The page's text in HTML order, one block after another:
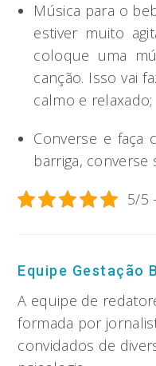
Música para o
estiver muito
coloque uma
canção. Isso vai
calmo e relaxado;
Converse e faça
barriga,
5/5
Equipe Gestação
A equipe de
formada por
convidados de